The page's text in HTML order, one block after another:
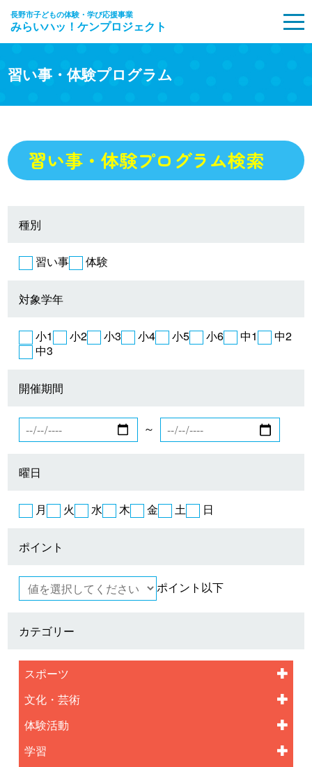
長野市子どもの体験・学び応援事業
みらいハッ！ケンプロジェクト
習い事・体験プログラム
習い事・体験プログラム検索
種別
習い事 体験
対象学年
小1 小2 小3 小4 小5 小6 中1
中2
中3
開催期間
～
曜日
月 火 水 木 金 土 日
ポイント
ポイント以下
カテゴリー
スポーツ
文化・芸術
体験活動
学習